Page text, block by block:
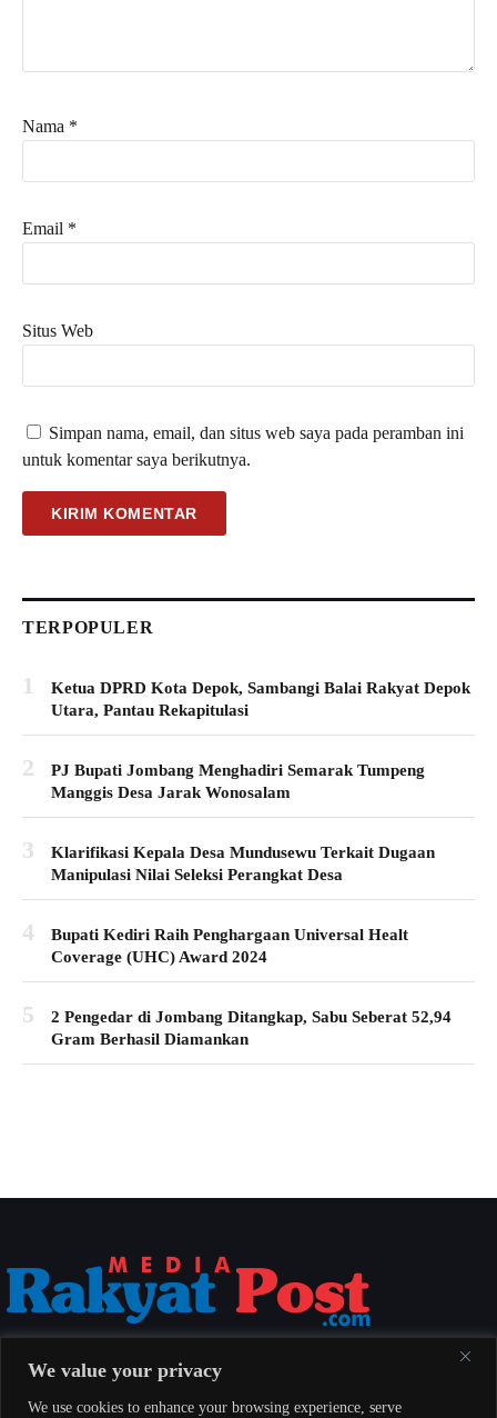
We value your privacy
We use cookies to enhance your browsing experience, serve
Nama *
Email *
Situs Web
Simpan nama, email, dan situs web saya pada peramban ini
untuk komentar saya berikutnya.
TERPOPULER
1
Ketua DPRD Kota Depok, Sambangi Balai Rakyat Depok
Utara, Pantau Rekapitulasi
2
PJ Bupati Jombang Menghadiri Semarak Tumpeng
Manggis Desa Jarak Wonosalam
3
Klarifikasi Kepala Desa Mundusewu Terkait Dugaan
Manipulasi Nilai Seleksi Perangkat Desa
4
Bupati Kediri Raih Penghargaan Universal Healt
Coverage (UHC) Award 2024
5
2 Pengedar di Jombang Ditangkap, Sabu Seberat 52,94
Gram Berhasil Diamankan
berimbang untuk seluruh masyarakat Indonesia.